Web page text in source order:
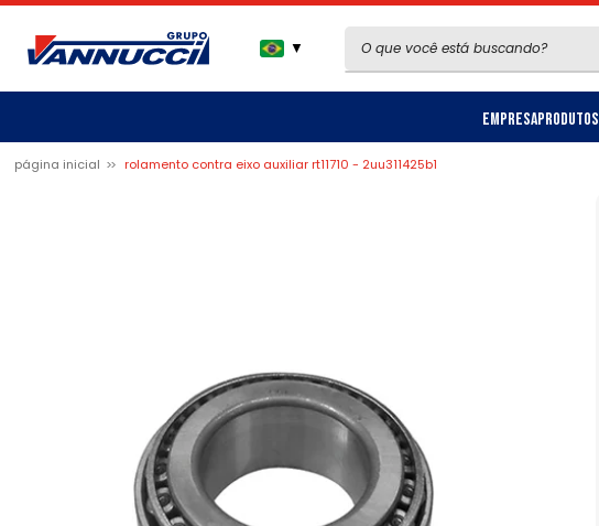
▼
EmpresaProdutos
página inicial rolamento contra eixo auxiliar rt11710 - 2uu311425b1